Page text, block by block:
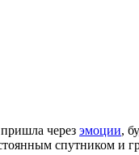
через эмоции,
спутником и